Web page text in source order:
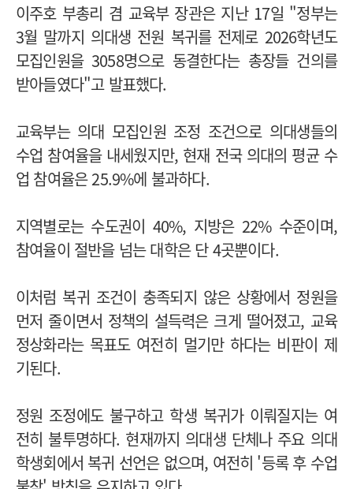
이주호 부총리 겸 교육부 장관은 지난 17일 "정부는
3월 말까지 의대생 전원 복귀를 전제로 2026학년도
모집인원을 3058명으로 동결한다는 총장들 건의를
받아들였다"고 발표했다.
교육부는 의대 모집인원 조정 조건으로 의대생들의
수업 참여율을 내세웠지만, 현재 전국 의대의 평균 수
업 참여율은 25.9%에 불과하다.
지역별로는 수도권이 40%, 지방은 22% 수준이며,
참여율이 절반을 넘는 대학은 단 4곳뿐이다.
이처럼 복귀 조건이 충족되지 않은 상황에서 정원을
먼저 줄이면서 정책의 설득력은 크게 떨어졌고, 교육
정상화라는 목표도 여전히 멀기만 하다는 비판이 제
기된다.
정원 조정에도 불구하고 학생 복귀가 이뤄질지는 여
전히 불투명하다. 현재까지 의대생 단체나 주요 의대
학생회에서 복귀 선언은 없으며, 여전히 '등록 후 수업